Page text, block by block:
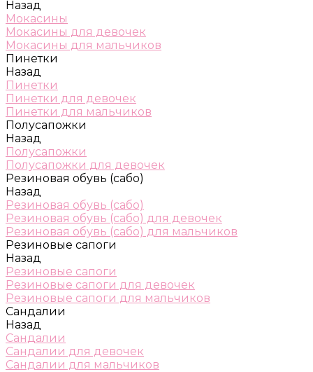
Назад
Мокасины
Мокасины для девочек
Мокасины для мальчиков
Пинетки
Назад
Пинетки
Пинетки для девочек
Пинетки для мальчиков
Полусапожки
Назад
Полусапожки
Полусапожки для девочек
Резиновая обувь (сабо)
Назад
Резиновая обувь (сабо)
Резиновая обувь (сабо) для девочек
Резиновая обувь (сабо) для мальчиков
Резиновые сапоги
Назад
Резиновые сапоги
Резиновые сапоги для девочек
Резиновые сапоги для мальчиков
Сандалии
Назад
Сандалии
Сандалии для девочек
Сандалии для мальчиков